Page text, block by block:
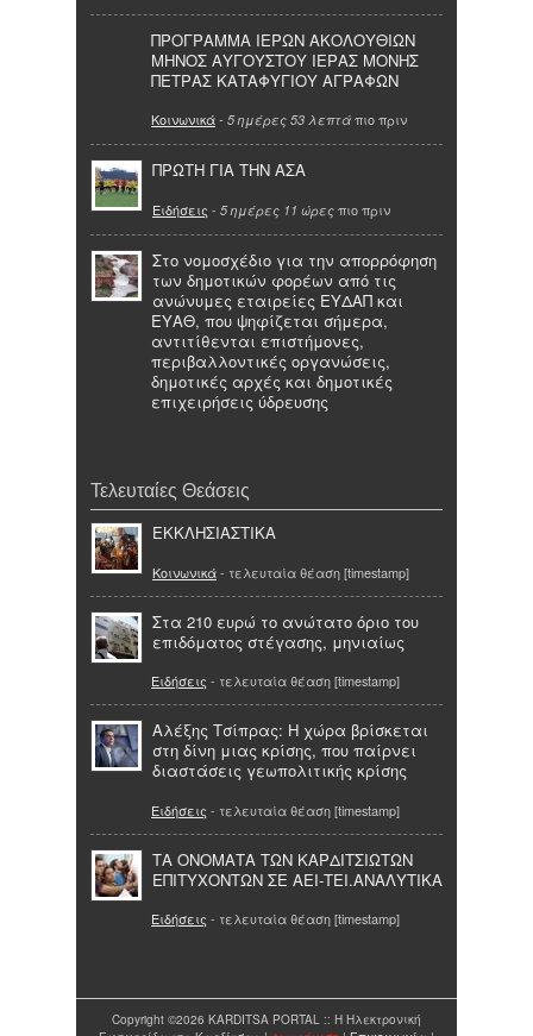
ΠΡΟΓΡΑΜΜΑ ΙΕΡΩΝ ΑΚΟΛΟΥΘΙΩΝ
ΜΗΝΟΣ ΑΥΓΟΥΣΤΟΥ ΙΕΡΑΣ ΜΟΝΗΣ
ΠΕΤΡΑΣ ΚΑΤΑΦΥΓΙΟΥ ΑΓΡΑΦΩΝ
Κοινωνικά- 5 ημέρες 53 λεπτά πιο πριν
ΠΡΩΤΗ ΓΙΑ ΤΗΝ ΑΣΑ
Ειδήσεις - 5 ημέρες 11 ώρες πιο πριν
Στο νομοσχέδιο για την απορρόφηση
των δημοτικών φορέων από τις
ανώνυμες εταιρείες ΕΥΔΑΠ και
ΕΥΑΘ, που ψηφίζεται σήμερα,
αντιτίθενται επιστήμονες,
περιβαλλοντικές οργανώσεις,
δημοτικές αρχές και δημοτικές
επιχειρήσεις ύδρευσης
Τελευταίες Θεάσεις
ΕΚΚΛΗΣΙΑΣΤΙΚΑ
Κοινωνικά- τελευταία θέαση [timestamp]
Στα 210 ευρώ το ανώτατο όριο του
επιδόματος στέγασης, μηνιαίως
Ειδήσεις - τελευταία θέαση [timestamp]
Αλέξης Τσίπρας: Η χώρα βρίσκεται
στη δίνη μιας κρίσης, που παίρνει
διαστάσεις γεωπολιτικής κρίσης
Ειδήσεις - τελευταία θέαση [timestamp]
ΤΑ ΟΝΟΜΑΤΑ ΤΩΝ ΚΑΡΔΙΤΣΙΩΤΩΝ
ΕΠΙΤΥΧΟΝΤΩΝ ΣΕ ΑΕΙ-ΤΕΙ.ΑΝΑΛΥΤΙΚΑ
Ειδήσεις - τελευταία θέαση [timestamp]
Copyright ©2026 KARDITSA PORTAL :: Η Ηλεκτρονική